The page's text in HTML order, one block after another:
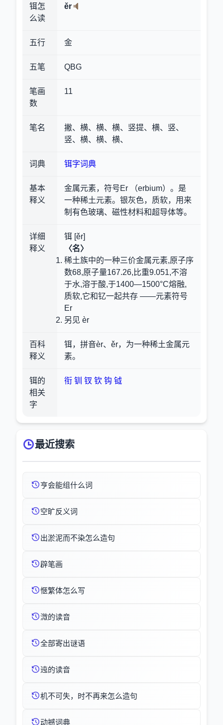
铒怎
么读
ěr
五行 金
五笔 QBG
笔画
数
11
笔名
撇、横、横、横、竖提、横、竖、
竖、横、横、横、
词典 铒字词典
基本
释义
金属元素，符号Er （erbium）。是
一种稀土元素。银灰色，质软，用来
制有色玻璃、磁性材料和超导体等。
详细
释义
铒 [ěr]
〈名〉
稀土族中的一种三价金属元素,原子序
数68,原子量167.26,比重9.051,不溶
于水,溶于酸,于1400—1500°C熔融,
质软,它和钇一起共存 ——元素符号
Er
另见 èr
百科
释义
铒，拼音èr、ěr，为一种稀土金属元
素。
铒的
相关
字
衔 钏 钗 钦 钩 钺
最近搜索
亨会能组什么词
空旷反义词
出淤泥而不染怎么造句
辟笔画
愜繁体怎么写
溦的读音
全部寄出谜语
迍的读音
机不可失，时不再来怎么造句
动撼词典